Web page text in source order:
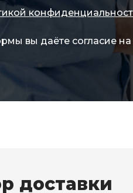
вы даёте согласие
доставки